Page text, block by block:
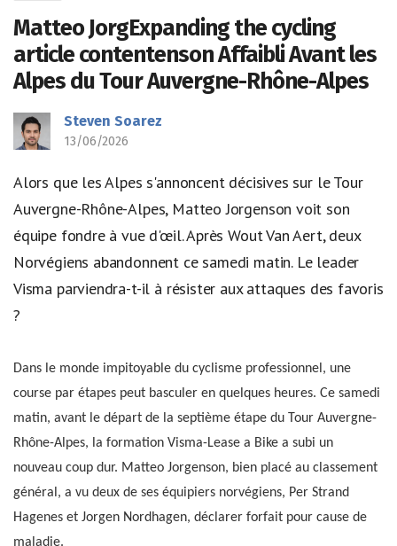
Matteo JorgExpanding the cycling
article contentenson Affaibli Avant les
Alpes du Tour Auvergne-Rhône-Alpes
Steven Soarez
13/06/2026
Alors que les Alpes s'annoncent décisives sur le Tour
Auvergne-Rhône-Alpes, Matteo Jorgenson voit son
équipe fondre à vue d'œil. Après Wout Van Aert, deux
Norvégiens abandonnent ce samedi matin. Le leader
Visma parviendra-t-il à résister aux attaques des favoris
?
Dans le monde impitoyable du cyclisme professionnel, une
course par étapes peut basculer en quelques heures. Ce samedi
matin, avant le départ de la septième étape du Tour Auvergne-
Rhône-Alpes, la formation Visma-Lease a Bike a subi un
nouveau coup dur. Matteo Jorgenson, bien placé au classement
général, a vu deux de ses équipiers norvégiens, Per Strand
Hagenes et Jorgen Nordhagen, déclarer forfait pour cause de
maladie.